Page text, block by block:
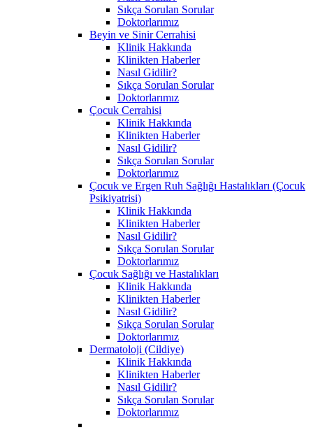
Sıkça Sorulan Sorular
Doktorlarımız
Beyin ve Sinir Cerrahisi
Klinik Hakkında
Klinikten Haberler
Nasıl Gidilir?
Sıkça Sorulan Sorular
Doktorlarımız
Çocuk Cerrahisi
Klinik Hakkında
Klinikten Haberler
Nasıl Gidilir?
Sıkça Sorulan Sorular
Doktorlarımız
Çocuk ve Ergen Ruh Sağlığı Hastalıkları (Çocuk
Psikiyatrisi)
Klinik Hakkında
Klinikten Haberler
Nasıl Gidilir?
Sıkça Sorulan Sorular
Doktorlarımız
Çocuk Sağlığı ve Hastalıkları
Klinik Hakkında
Klinikten Haberler
Nasıl Gidilir?
Sıkça Sorulan Sorular
Doktorlarımız
Dermatoloji (Cildiye)
Klinik Hakkında
Klinikten Haberler
Nasıl Gidilir?
Sıkça Sorulan Sorular
Doktorlarımız